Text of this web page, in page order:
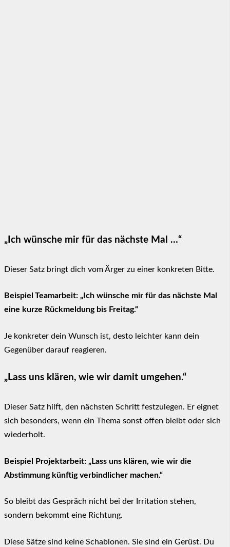
„Ich wünsche mir für das nächste Mal …“
Dieser Satz bringt dich vom Ärger zu einer konkreten Bitte.
Beispiel Teamarbeit: „Ich wünsche mir für das nächste Mal
eine kurze Rückmeldung bis Freitag.“
Je konkreter dein Wunsch ist, desto leichter kann dein
Gegenüber darauf reagieren.
„Lass uns klären, wie wir damit umgehen.“
Dieser Satz hilft, den nächsten Schritt festzulegen. Er eignet
sich besonders, wenn ein Thema sonst offen bleibt oder sich
wiederholt.
Beispiel Projektarbeit: „Lass uns klären, wie wir die
Abstimmung künftig verbindlicher machen.“
So bleibt das Gespräch nicht bei der Irritation stehen,
sondern bekommt eine Richtung.
Diese Sätze sind keine Schablonen. Sie sind ein Gerüst. Du